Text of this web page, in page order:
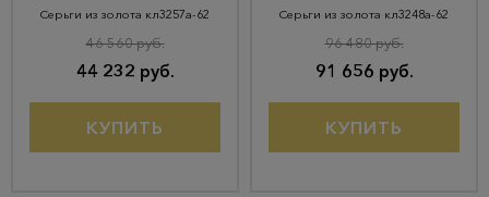
Серьги из золота кл3257а-62
44 232 руб.
46 560 руб.
КУПИТЬ
Серьги из золота кл3248а-62
91 656 руб.
96 480 руб.
КУПИТЬ